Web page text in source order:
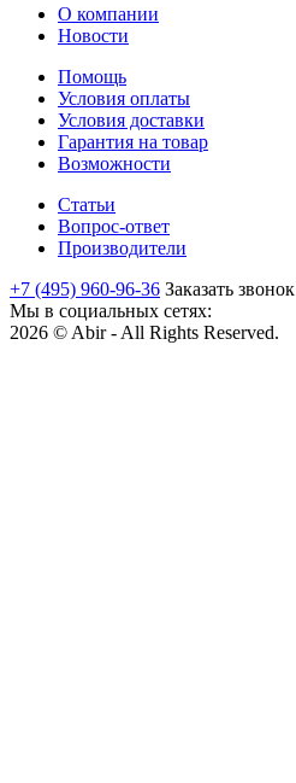
О компании
Новости
Помощь
Условия оплаты
Условия доставки
Гарантия на товар
Возможности
Статьи
Вопрос-ответ
Производители
+7 (495) 960-96-36 Заказать звонок
Мы в социальных сетях:
2026 © Abir - All Rights Reserved.